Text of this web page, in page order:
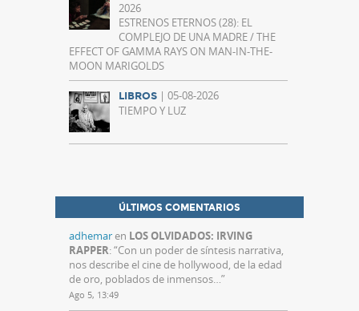
2026
ESTRENOS ETERNOS (28): EL
COMPLEJO DE UNA MADRE / THE
EFFECT OF GAMMA RAYS ON MAN-IN-THE-
MOON MARIGOLDS
LIBROS | 05-08-2026
TIEMPO Y LUZ
ÚLTIMOS COMENTARIOS
adhemaren LOS OLVIDADOS: IRVING
RAPPER: “Con un poder de síntesis narrativa,
nos describe el cine de hollywood, de la edad
de oro, poblados de inmensos…”
Ago 5, 13:49